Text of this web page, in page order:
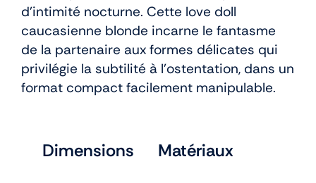
d’intimité nocturne. Cette love doll
caucasienne blonde incarne le fantasme
de la partenaire aux formes délicates qui
privilégie la subtilité à l’ostentation, dans un
format compact facilement manipulable.
Dimensions Matériaux